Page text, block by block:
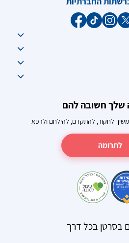
שלך חשובה להם
לחקור, להתקדם, להילחם ולרפא
לתרומה
בסרטן בכל דרך